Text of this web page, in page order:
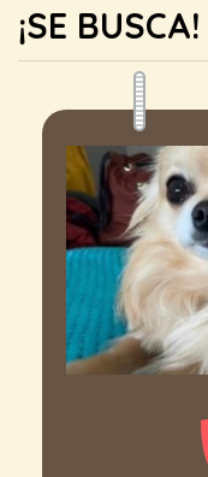
¡SE BUSCA!